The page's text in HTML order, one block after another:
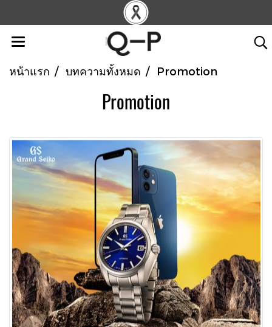
หน้าแรก บทความทั้งหมด Promotion
Promotion